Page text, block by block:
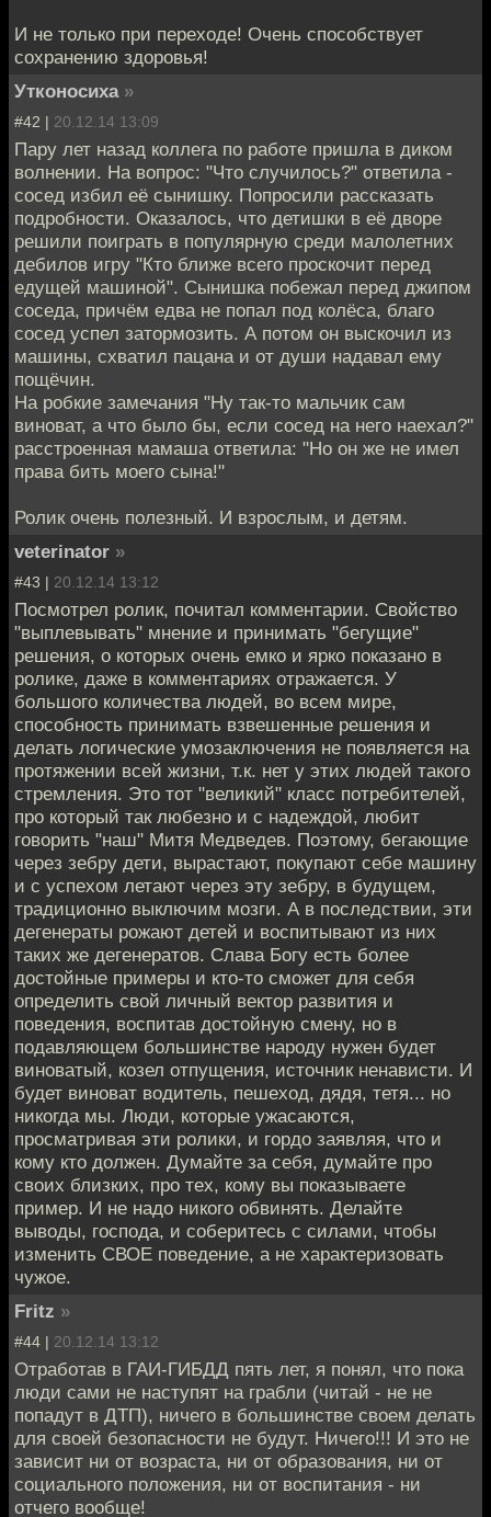
И не только при переходе! Очень способствует
сохранению здоровья!
Утконосиха »
#42 | 20.12.14 13:09
Пару лет назад коллега по работе пришла в диком
волнении. На вопрос: "Что случилось?" ответила -
сосед избил её сынишку. Попросили рассказать
подробности. Оказалось, что детишки в её дворе
решили поиграть в популярную среди малолетних
дебилов игру "Кто ближе всего проскочит перед
едущей машиной". Сынишка побежал перед джипом
соседа, причём едва не попал под колёса, благо
сосед успел затормозить. А потом он выскочил из
машины, схватил пацана и от души надавал ему
пощёчин.
На робкие замечания "Ну так-то мальчик сам
виноват, а что было бы, если сосед на него наехал?"
расстроенная мамаша ответила: "Но он же не имел
права бить моего сына!"
Ролик очень полезный. И взрослым, и детям.
veterinator »
#43 | 20.12.14 13:12
Посмотрел ролик, почитал комментарии. Свойство
"выплевывать" мнение и принимать "бегущие"
решения, о которых очень емко и ярко показано в
ролике, даже в комментариях отражается. У
большого количества людей, во всем мире,
способность принимать взвешенные решения и
делать логические умозаключения не появляется на
протяжении всей жизни, т.к. нет у этих людей такого
стремления. Это тот "великий" класс потребителей,
про который так любезно и с надеждой, любит
говорить "наш" Митя Медведев. Поэтому, бегающие
через зебру дети, вырастают, покупают себе машину
и с успехом летают через эту зебру, в будущем,
традиционно выключим мозги. А в последствии, эти
дегенераты рожают детей и воспитывают из них
таких же дегенератов. Слава Богу есть более
достойные примеры и кто-то сможет для себя
определить свой личный вектор развития и
поведения, воспитав достойную смену, но в
подавляющем большинстве народу нужен будет
виноватый, козел отпущения, источник ненависти. И
будет виноват водитель, пешеход, дядя, тетя... но
никогда мы. Люди, которые ужасаются,
просматривая эти ролики, и гордо заявляя, что и
кому кто должен. Думайте за себя, думайте про
своих близких, про тех, кому вы показываете
пример. И не надо никого обвинять. Делайте
выводы, господа, и соберитесь с силами, чтобы
изменить СВОЕ поведение, а не характеризовать
чужое.
Fritz »
#44 | 20.12.14 13:12
Отработав в ГАИ-ГИБДД пять лет, я понял, что пока
люди сами не наступят на грабли (читай - не не
попадут в ДТП), ничего в большинстве своем делать
для своей безопасности не будут. Ничего!!! И это не
зависит ни от возраста, ни от образования, ни от
социального положения, ни от воспитания - ни
отчего вообще!